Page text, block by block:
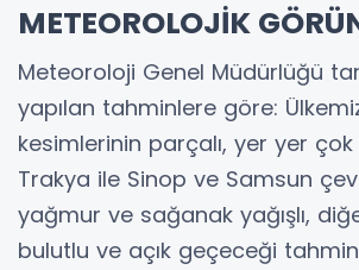
METEOROLOJİK
Meteoroloji Genel Müdürlüğü
yapılan tahminlere göre:
kesimlerinin parçalı, yer yer
Trakya ile Sinop ve Samsun
yağmur ve sağanak yağışlı,
bulutlu ve açık geçeceği